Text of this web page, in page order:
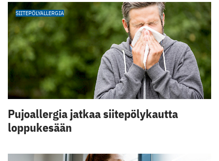
SIITEPÖLYALLERGIA
Pujoallergia jatkaa siitepölykautta
loppukesään